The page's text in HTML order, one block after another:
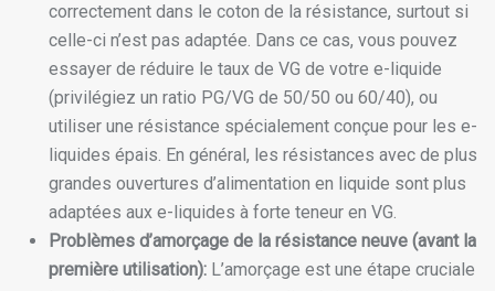
correctement dans le coton de la résistance, surtout si
celle-ci n’est pas adaptée. Dans ce cas, vous pouvez
essayer de réduire le taux de VG de votre e-liquide
(privilégiez un ratio PG/VG de 50/50 ou 60/40), ou
utiliser une résistance spécialement conçue pour les e-
liquides épais. En général, les résistances avec de plus
grandes ouvertures d’alimentation en liquide sont plus
adaptées aux e-liquides à forte teneur en VG.
Problèmes d’amorçage de la résistance neuve (avant la
première utilisation): L’amorçage est une étape cruciale